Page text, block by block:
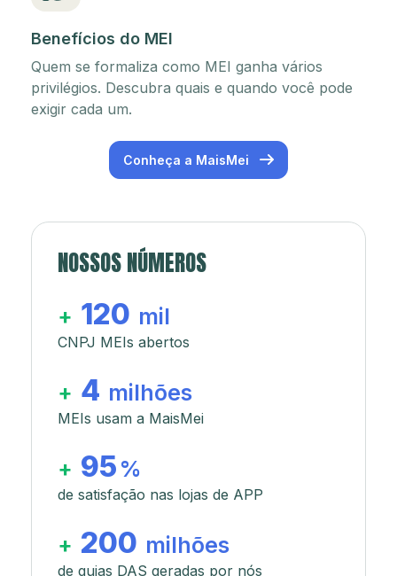
Benefícios do MEI
Quem se formaliza como MEI ganha vários
privilégios. Descubra quais e quando você pode
exigir cada um.
Conheça a MaisMei
NOSSOS NÚMEROS
+ 120 mil
CNPJ MEIs abertos
+ 4 milhões
MEIs usam a MaisMei
+ 95 %
de satisfação nas lojas de APP
+ 200 milhões
de guias DAS geradas por nós